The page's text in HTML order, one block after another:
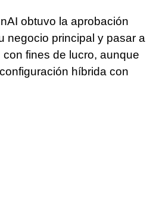
obtuvo la aprobación
negocio principal y pasar a
fines de lucro, aunque
híbrida con